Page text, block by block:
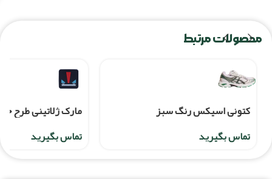
محصولات مرتبط
کتونی اسیکس رنگ سبز
تماس بگیرید
مارک ژلاتینی طرح
تماس بگیرید